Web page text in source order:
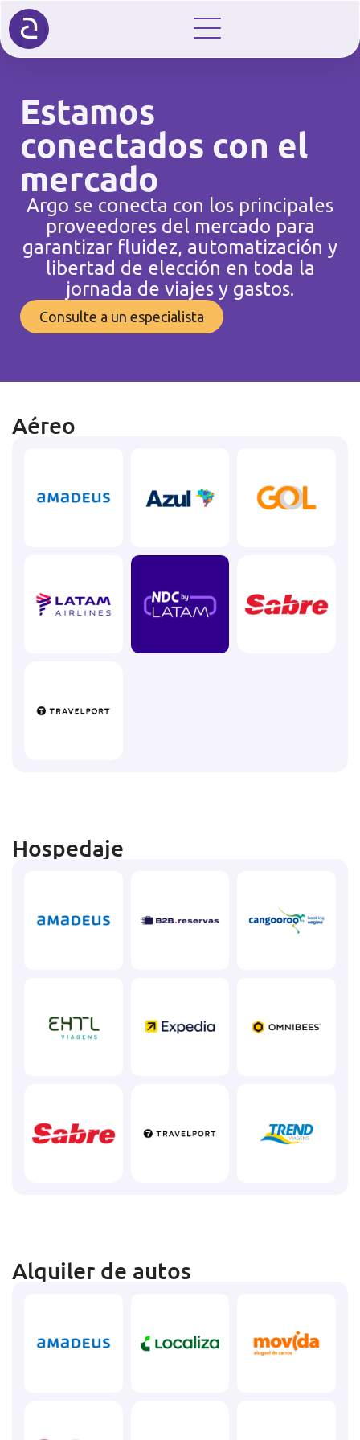
Estamos
conectados con el
mercado
Argo se conecta con los principales
proveedores del mercado para
garantizar fluidez, automatización y
libertad de elección en toda la
jornada de viajes y gastos.
Consulte a un especialista
Aéreo
Hospedaje
Alquiler de autos